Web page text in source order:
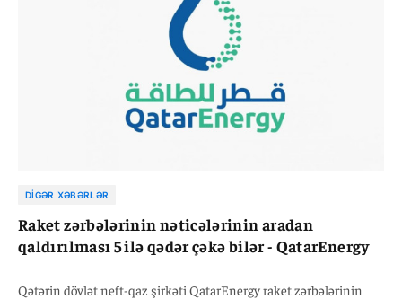
DIGƏR XƏBƏRLƏR
Raket zərbələrinin nəticələrinin aradan
qaldırılması 5 ilə qədər çəkə bilər - QatarEnergy
Qətərin dövlət neft-qaz şirkəti QatarEnergy raket zərbələrinin